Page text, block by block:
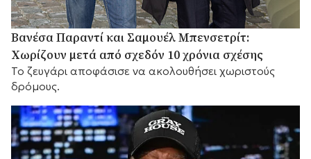
Βανέσα Παραντί και Σαμουέλ Μπενσετρίτ:
Χωρίζουν μετά από σχεδόν 10 χρόνια σχέσης
Το ζευγάρι αποφάσισε να ακολουθήσει χωριστούς
δρόμους.